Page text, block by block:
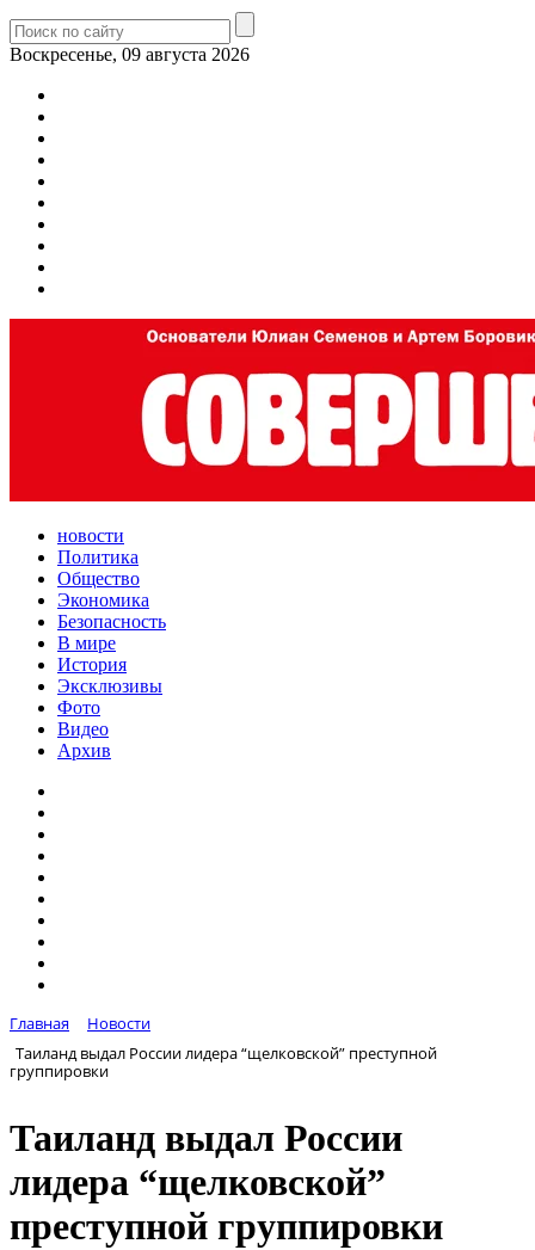
Воскресенье, 09 августа 2026
новости
Политика
Общество
Экономика
Безопасность
В мире
История
Эксклюзивы
Фото
Видео
Архив
Главная
Новости
Таиланд выдал России лидера “щелковской” преступной
группировки
Таиланд выдал России
лидера “щелковской”
преступной группировки